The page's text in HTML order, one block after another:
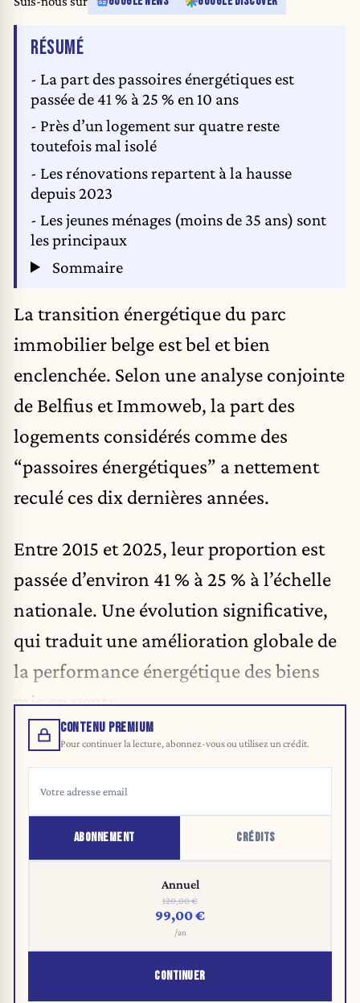
RÉSUMÉDE L'ARTICLE
- La part des passoires énergétiques est
passée de 41 % à 25 % en 10 ans
- Près d’un logement sur quatre reste
toutefois mal isolé
- Les rénovations repartent à la hausse
depuis 2023
- Les jeunes ménages (moins de 35 ans) sont
les principaux
Sommaire
La transition énergétique du parc
immobilier belge est bel et bien
enclenchée. Selon une analyse conjointe
de Belfius et Immoweb, la part des
logements considérés comme des
“passoires énergétiques” a nettement
reculé ces dix dernières années.
Entre 2015 et 2025, leur proportion est
passée d’environ 41 % à 25 % à l’échelle
nationale. Une évolution significative,
qui traduit une amélioration globale de
la performance énergétique des biens
mis en vente.
CONTENU PREMIUM
Pour continuer la lecture, abonnez-vous ou utilisez un crédit.
ABONNEMENT CRÉDITS
Annuel
120,00 €
99,00 €
/an
CONTINUER